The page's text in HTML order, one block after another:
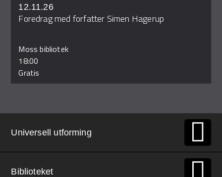
12.11.26
Foredrag med forfatter Simen Hagerup
Moss bibliotek
18:00
Gratis
Universell utforming
Biblioteket